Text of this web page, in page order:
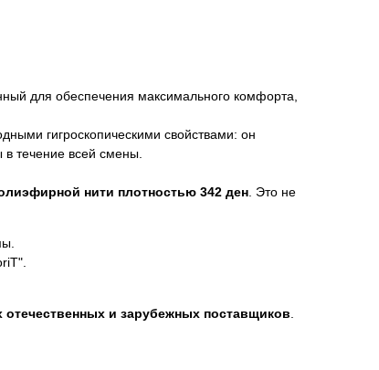
для обеспечения максимального комфорта,
гигроскопическими свойствами: он
течение всей смены.
нити плотностью 342 ден . Это не
отечественных и зарубежных поставщиков